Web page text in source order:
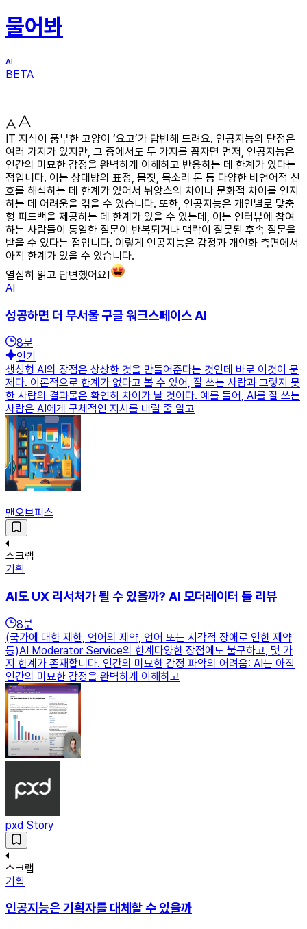
물어봐
BETA
IT 지식이 풍부한 고양이 ‘요고’가 답변해 드려요. 인공지능의 단점은
여러 가지가 있지만, 그 중에서도 두 가지를 꼽자면 먼저, 인공지능은
인간의 미묘한 감정을 완벽하게 이해하고 반응하는 데 한계가 있다는
점입니다. 이는 상대방의 표정, 몸짓, 목소리 톤 등 다양한 비언어적 신
호를 해석하는 데 한계가 있어서 뉘앙스의 차이나 문화적 차이를 인지
하는 데 어려움을 겪을 수 있습니다. 또한, 인공지능은 개인별로 맞춤
형 피드백을 제공하는 데 한계가 있을 수 있는데, 이는 인터뷰에 참여
하는 사람들이 동일한 질문이 반복되거나 맥락이 잘못된 후속 질문을
받을 수 있다는 점입니다. 이렇게 인공지능은 감정과 개인화 측면에서
아직 한계가 있을 수 있습니다.
열심히 읽고 답변했어요!
AI
성공하면 더 무서울 구글 워크스페이스 AI
8분
인기
생성형 AI의 장점은 상상한 것을 만들어준다는 것인데 바로 이것이 문
제다. 이론적으로 한계가 없다고 볼 수 있어, 잘 쓰는 사람과 그렇지 못
한 사람의 결과물은 확연히 차이가 날 것이다. 예를 들어, AI를 잘 쓰는
사람은 AI에게 구체적인 지시를 내릴 줄 알고
맨오브피스
스크랩
기획
AI도 UX 리서처가 될 수 있을까? AI 모더레이터 툴 리뷰
8분
(국가에 대한 제한, 언어의 제약, 언어 또는 시각적 장애로 인한 제약
등)AI Moderator Service의 한계다양한 장점에도 불구하고, 몇 가
지 한계가 존재합니다. 인간의 미묘한 감정 파악의 어려움: AI는 아직
인간의 미묘한 감정을 완벽하게 이해하고
pxd Story
스크랩
기획
인공지능은 기획자를 대체할 수 있을까